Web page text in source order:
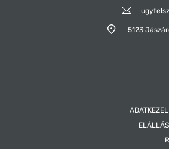
5123